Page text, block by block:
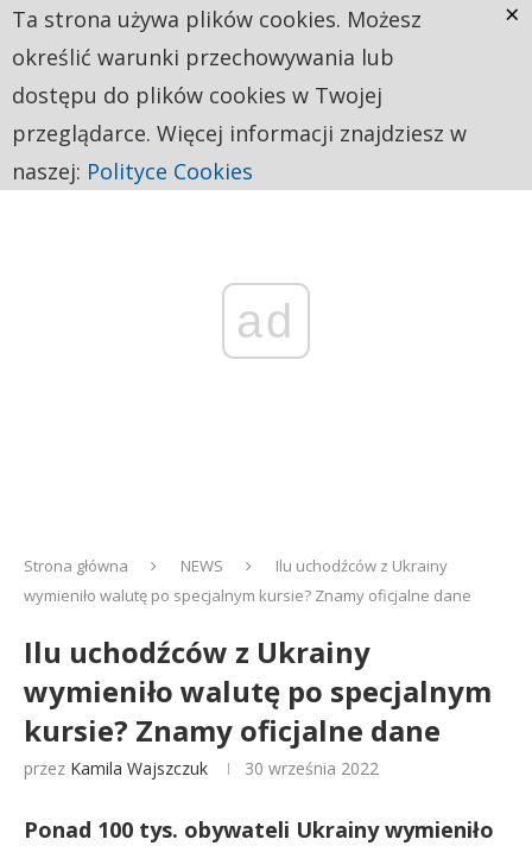
ad
Strona główna NEWS
Ilu uchodźców z Ukrainy
wymieniło walutę po specjalnym kursie? Znamy oficjalne dane
Ilu uchodźców z Ukrainy
wymieniło walutę po specjalnym
kursie? Znamy oficjalne dane
przez Kamila Wajszczuk 30 września 2022
Ponad 100 tys. obywateli Ukrainy wymieniło
Ta strona używa plików cookies. Możesz
określić warunki przechowywania lub
dostępu do plików cookies w Twojej
przeglądarce. Więcej informacji znajdziesz w
naszej: Polityce Cookies
×